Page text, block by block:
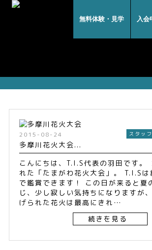
無料体験・見学 入会
2015-08-24 スタッ
多摩川花火大会...
こんにちは、T.I.S代表の羽田です。
れた「たまがわ花火大会」。 T.I.Sは
で鑑賞できます！ この日が来ると夏
じ、少し寂しい気持ちになりますが
げられた花火は最高にきれ…
続きを見る